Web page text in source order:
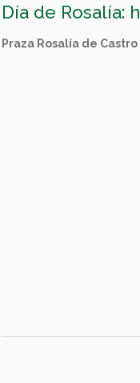
Día de Rosalía:
Praza Rosalía de Castro